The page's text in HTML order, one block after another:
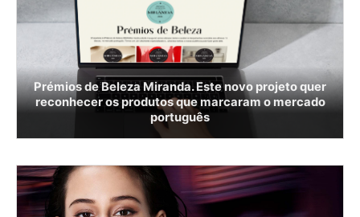
Prémios de Beleza Miranda. Este novo projeto quer
reconhecer os produtos que marcaram o mercado
português